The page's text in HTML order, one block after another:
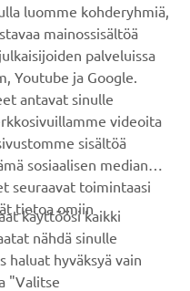
tarjouksista,
ja paljon muuta...
luomme kohderyhmiä,
mainossisältöä
palveluissa
Youtube ja Google.
antavat sinulle
videoita
sisältöä
sosiaalisen median
seuraavat toimintaasi
tietoa omiin
käyttöösi kaikki
nähdä sinulle
haluat hyväksyä vain
"Valitse